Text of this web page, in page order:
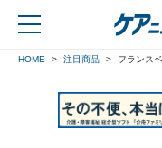
HOME 注目商品 フランス